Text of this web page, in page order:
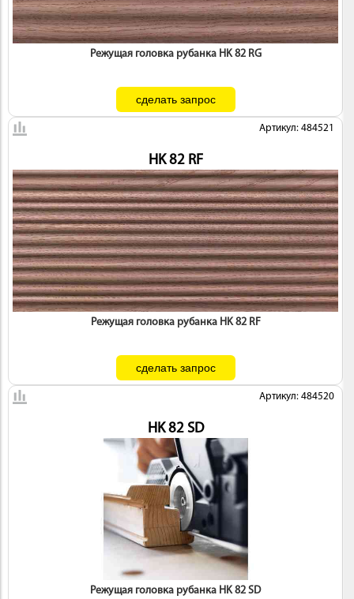
Режущая головка рубанка HK 82 RG
Артикул: 484521
HK 82 RF
Режущая головка рубанка HK 82 RF
Артикул: 484520
HK 82 SD
Режущая головка рубанка HK 82 SD